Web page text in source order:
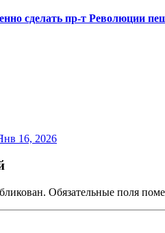
сделать пр-т Революции
16, 2026
Обязательные поля